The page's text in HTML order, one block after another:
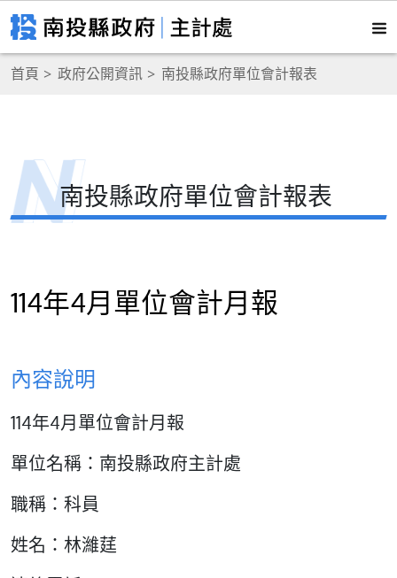
首頁 政府公開資訊 南投縣政府單位會計報表
南投縣政府單位會計報表
114年4月單位會計月報
內容說明
114年4月單位會計月報
單位名稱：南投縣政府主計處
職稱：科員
姓名：林濰莛